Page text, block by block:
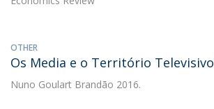
OTHER
Os Media e o Território Televisivo
Nuno Goulart Brandão 2016.